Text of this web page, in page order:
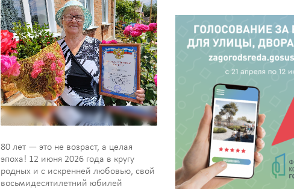
80 лет — это не возраст, а целая
эпоха! 12 июня 2026 года в кругу
родных и с искренней любовью, свой
восьмидесятилетний юбилей